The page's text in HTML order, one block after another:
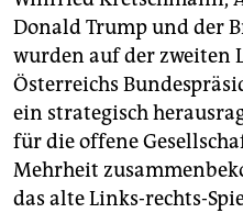
Donald Trump und der
wurden auf der zweiten
Österreichs
ein strategisch
für die offene
Mehrheit
das alte Links-rechts-